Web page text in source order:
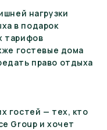
нагрузки
в подарок
тарифов
гостевые дома
право отдыха
гостей — тех, кто
Group и хочет